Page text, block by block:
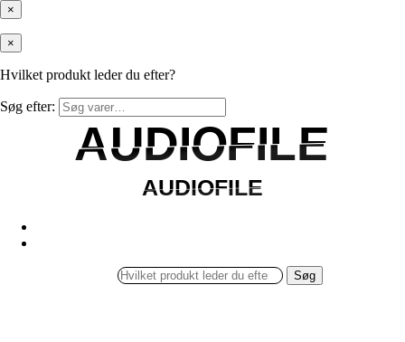
×
×
Hvilket produkt leder du efter?
Søg efter:
AUDIOFILE
AUDIOFILE
AUDIOFILE
AUDIOFILE
Søg